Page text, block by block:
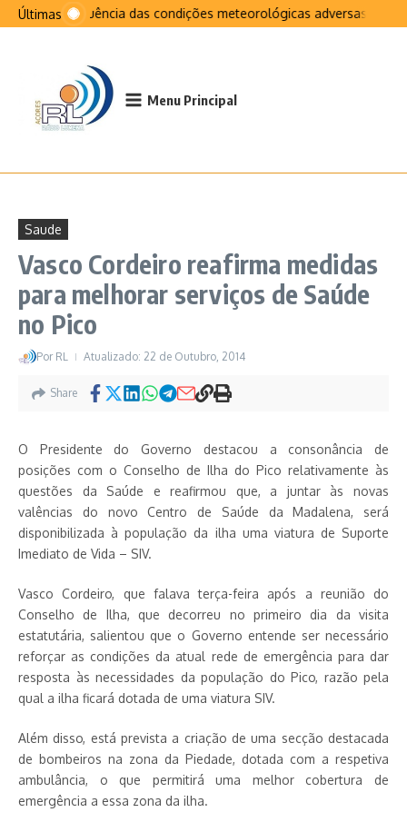
Ir para o conteúdo
ÚltimasNa sequência das condições meteorológicas adversas que
Menu Principal
Saude
Vasco Cordeiro reafirma medidas
para melhorar serviços de Saúde
no Pico
Por RL Atualizado: 22 de Outubro, 2014
Share
O Presidente do Governo destacou a consonância de
posições com o Conselho de Ilha do Pico relativamente às
questões da Saúde e reafirmou que, a juntar às novas
valências do novo Centro de Saúde da Madalena, será
disponibilizada à população da ilha uma viatura de Suporte
Imediato de Vida – SIV.
Vasco Cordeiro, que falava terça-feira após a reunião do
Conselho de Ilha, que decorreu no primeiro dia da visita
estatutária, salientou que o Governo entende ser necessário
reforçar as condições da atual rede de emergência para dar
resposta às necessidades da população do Pico, razão pela
qual a ilha ficará dotada de uma viatura SIV.
Além disso, está prevista a criação de uma secção destacada
de bombeiros na zona da Piedade, dotada com a respetiva
ambulância, o que permitirá uma melhor cobertura de
emergência a essa zona da ilha.